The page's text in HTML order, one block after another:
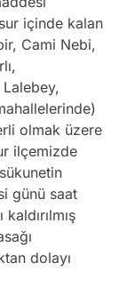
içinde kalan
Cami Nebi,
olmak üzere
ilçemizde
günü saat
dolayı